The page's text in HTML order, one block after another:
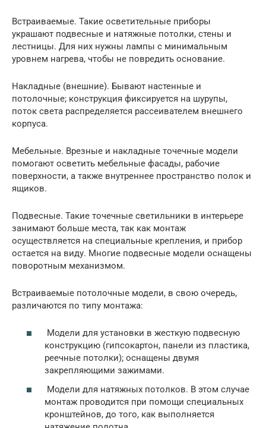
Встраиваемые. Такие осветительные приборы
украшают подвесные и натяжные потолки, стены и
лестницы. Для них нужны лампы с минимальным
уровнем нагрева, чтобы не повредить основание.
Накладные (внешние). Бывают настенные и
потолочные; конструкция фиксируется на шурупы,
поток света распределяется рассеивателем внешнего
корпуса.
Мебельные. Врезные и накладные точечные модели
помогают осветить мебельные фасады, рабочие
поверхности, а также внутреннее пространство полок и
ящиков.
Подвесные. Такие точечные светильники в интерьере
занимают больше места, так как монтаж
осуществляется на специальные крепления, и прибор
остается на виду. Многие подвесные модели оснащены
поворотным механизмом.
Встраиваемые потолочные модели, в свою очередь,
различаются по типу монтажа:
Модели для установки в жесткую подвесную
конструкцию (гипсокартон, панели из пластика,
реечные потолки); оснащены двумя
закрепляющими зажимами.
Модели для натяжных потолков. В этом случае
монтаж проводится при помощи специальных
кронштейнов, до того, как выполняется